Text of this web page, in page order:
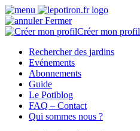
Fermer
Créer mon profil
Rechercher des jardins
Evénements
Abonnements
Guide
Le Potiblog
FAQ – Contact
Qui sommes nous ?